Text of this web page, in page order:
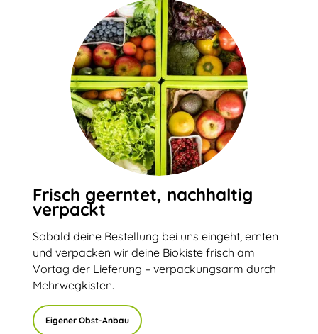
Frisch geerntet, nachhaltig
verpackt
Sobald deine Bestellung bei uns eingeht, ernten
und verpacken wir deine Biokiste frisch am
Vortag der Lieferung – verpackungsarm durch
Mehrwegkisten.
Eigener Obst-Anbau